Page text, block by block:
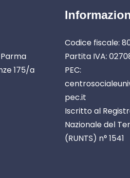
175/a
Codice fiscale:
Partita IVA:
PEC:
pec.it
Iscritto al
Nazionale del
(RUNTS) n° 1541